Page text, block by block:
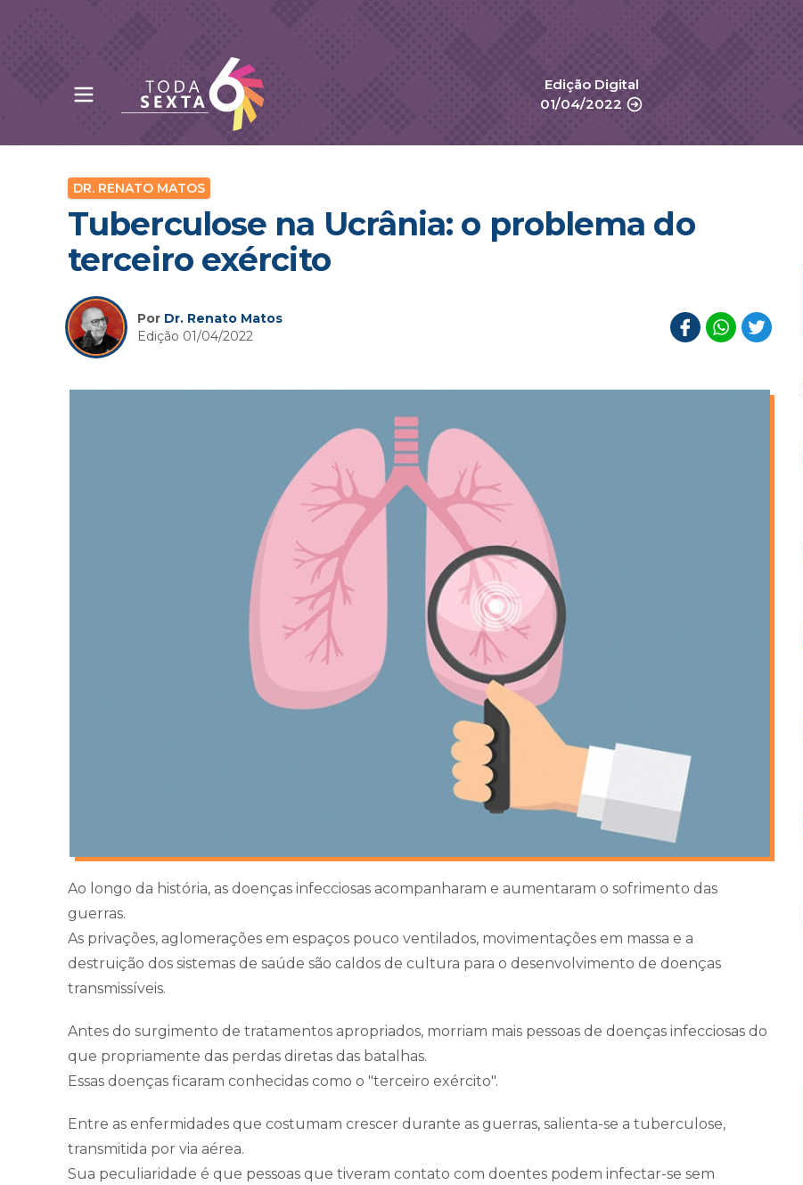
Edição Digital
01/04/2022
Abrir menu principal
DR. RENATO MATOS
Tuberculose na Ucrânia: o problema do
terceiro exército
Por Dr. Renato Matos
Edição 01/04/2022
Ao longo da história, as doenças infecciosas acompanharam e aumentaram o sofrimento das
guerras.
As privações, aglomerações em espaços pouco ventilados, movimentações em massa e a
destruição dos sistemas de saúde são caldos de cultura para o desenvolvimento de doenças
transmissíveis.
Antes do surgimento de tratamentos apropriados, morriam mais pessoas de doenças infecciosas do
que propriamente das perdas diretas das batalhas.
Essas doenças ficaram conhecidas como o "terceiro exército".
Entre as enfermidades que costumam crescer durante as guerras, salienta-se a tuberculose,
transmitida por via aérea.
Sua peculiaridade é que pessoas que tiveram contato com doentes podem infectar-se sem